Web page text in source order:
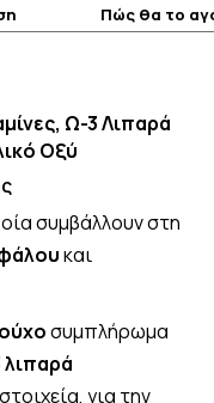
Πώς θα το
Ω-3 Λιπαρά
Οξύ
συμβάλλουν στη
και
συμπλήρωμα
για την